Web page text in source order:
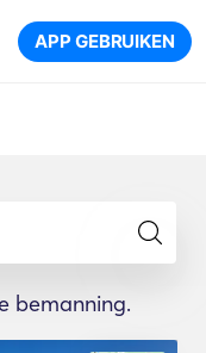
APP GEBRUIKEN
bemanning.